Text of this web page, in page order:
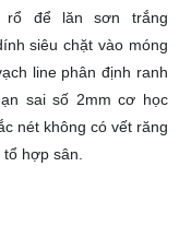
rổ để lăn sơn trắng
siêu chặt vào móng
line phân định ranh
sai số 2mm cơ học
nét không có vết răng
hợp sân.